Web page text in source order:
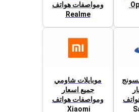
ومواصفات هواتف
Realme
موبايلات شاومي
جميع اسعار
ومواصفات هواتف
Xiaomi